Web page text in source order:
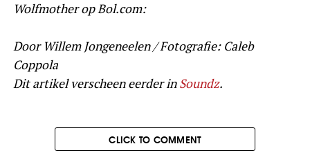
Wolfmother op Bol.com:
Door Willem Jongeneelen / Fotografie: Caleb
Coppola
Dit artikel verscheen eerder inSoundz.
CLICK TO COMMENT